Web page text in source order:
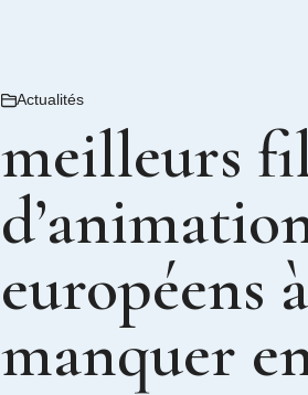
Actualités
meilleurs
européens
manquer